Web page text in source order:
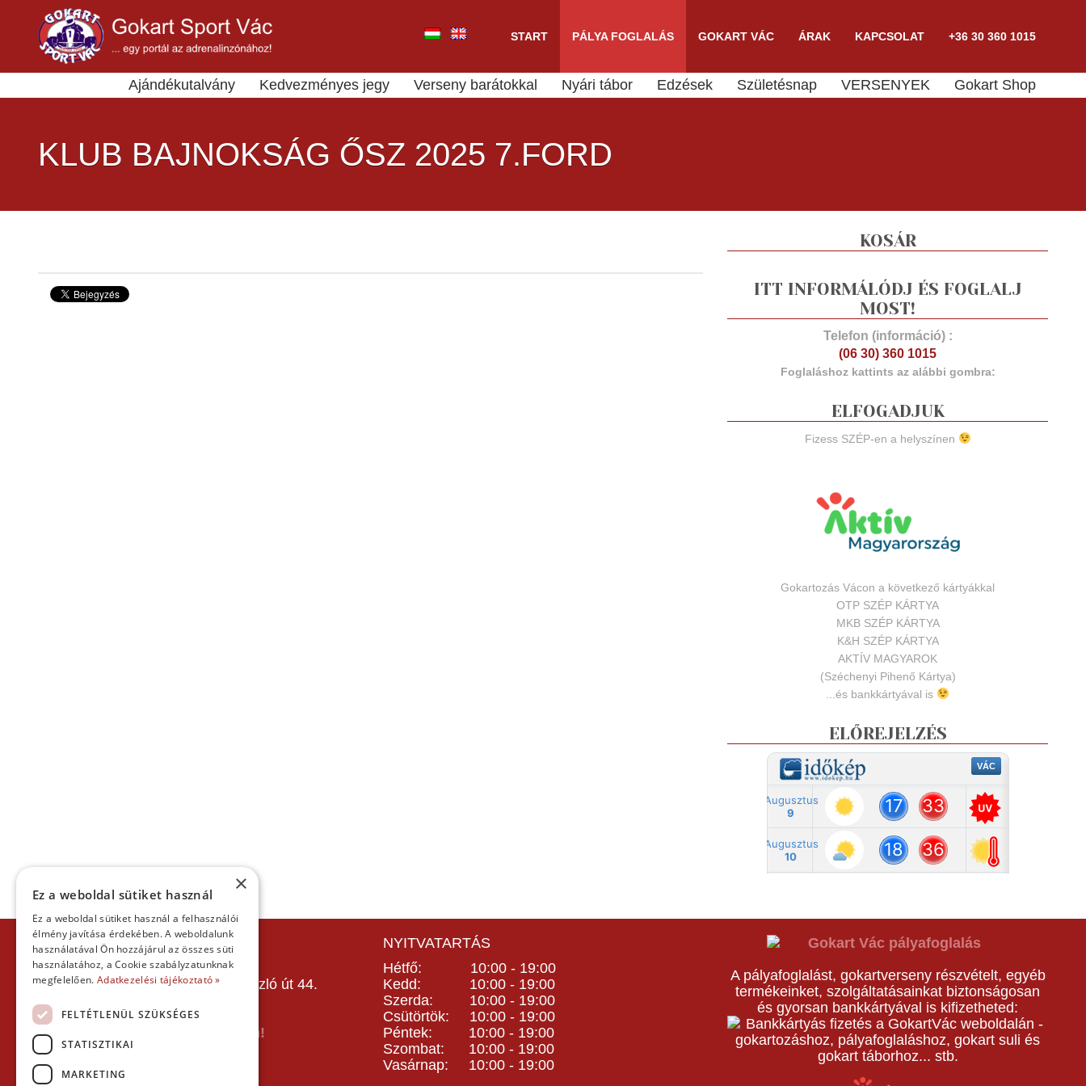
START PÁLYA FOGLALÁS GOKART VÁC ÁRAK KAPCSOLAT +36 30 360 1015
Ajándékutalvány Kedvezményes jegy Verseny barátokkal Nyári tábor Edzések Születésnap VERSENYEK Gokart Shop
KLUB BAJNOKSÁG ŐSZ 2025 7.FORD
KOSÁR
ITT INFORMÁLÓDJ ÉS FOGLALJ
MOST!
Telefon (információ) :
(06 30) 360 1015
Foglaláshoz kattints az alábbi gombra:
ELFOGADJUK
Fizess SZÉP-en a helyszínen
Gokartozás Vácon a következő kártyákkal
OTP SZÉP KÁRTYA
MKB SZÉP KÁRTYA
K&H SZÉP KÁRTYA
AKTÍV MAGYAROK
(Széchenyi Pihenő Kártya)
...és bankkártyával is
ELŐREJELZÉS
KAPCSOLAT
Gokart Sport Vác
Gokartpálya: 2600 Vác, Szent László út 44.
Telefon:
E-mail: info(kukac)gokartvac.hu
Írj nekem itt a kapcsolat űrlapon!
Térkép:
NYITVATARTÁS
Hétfő: 10:00 - 19:00
Kedd: 10:00 - 19:00
Szerda: 10:00 - 19:00
Csütörtök: 10:00 - 19:00
Péntek: 10:00 - 19:00
Szombat: 10:00 - 19:00
Vasárnap: 10:00 - 19:00
A pályafoglalást, gokartverseny részvételt, egyéb
termékeinket, szolgáltatásainkat biztonságosan
és gyorsan bankkártyával is kifizetheted:
×
Ez a weboldal sütiket használ
Ez a weboldal sütiket használ a felhasználói
élmény javítása érdekében. A weboldalunk
használatával Ön hozzájárul az összes süti
használatához, a Cookie szabályzatunknak
megfelelően. Adatkezelési tájékoztató »
FELTÉTLENÜL SZÜKSÉGES
STATISZTIKAI
MARKETING